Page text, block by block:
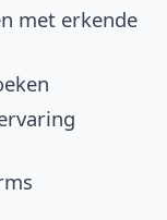
met erkende